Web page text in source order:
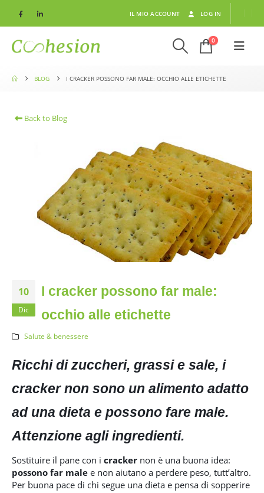
IL MIO ACCOUNT LOG IN
0
BLOG I CRACKER POSSONO FAR MALE: OCCHIO ALLE ETICHETTE
Back to Blog
10
Dic
I cracker possono far male:
occhio alle etichette
Salute & benessere
Ricchi di zuccheri, grassi e sale, i
cracker non sono un alimento adatto
ad una dieta e possono fare male.
Attenzione agli ingredienti.
Sostituire il pane con i cracker non è una buona idea:
possono far male e non aiutano a perdere peso, tutt’altro.
Per buona pace di chi segue una dieta e pensa di sopperire